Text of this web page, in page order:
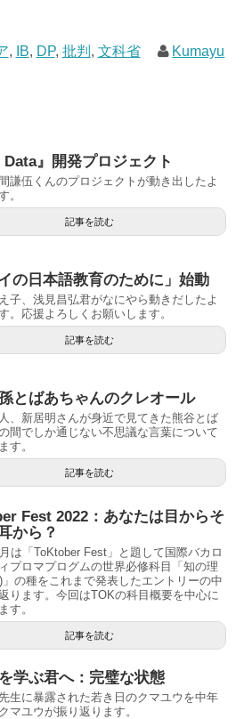
, IB, DP, 批判 , 文科省 Kumayu
Data』開発プロジェクト
謙伍くんのプロジェクトが動き出したよ
。
記事を読む
イの日本語教育のために」始動
子、浅見昌弘君がなにやら動きだしたよ
。応援よろしくお願いします。
記事を読む
とばあちゃんのクレオール
、新居明さんが身近で見てきた熊谷とば
間でしか通じない不思議な言葉について
す。
記事を読む
Fest 2022：あなたは目からそ
から？
は「ToKtober Fest」と題して国際バカロ
プロマプログムの世界必修科目「知の理
の種をこれまで発表したエントリーの中
ります。今回はTOKの科目概要を中心に
す。
記事を読む
学ぶ君へ：完璧な状態
生に暴露された若き日のクマユウを中年
マユウが振り返ります。